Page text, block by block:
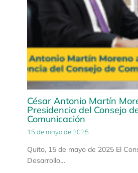
César Antonio Martín
Presidencia del Consejo
Comunicación
15 de mayo de 2025
Quito, 15 de mayo de 2025 El
Desarrollo…